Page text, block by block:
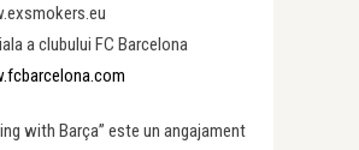
a clubului FC Barcelona
with Barça” este un angajament